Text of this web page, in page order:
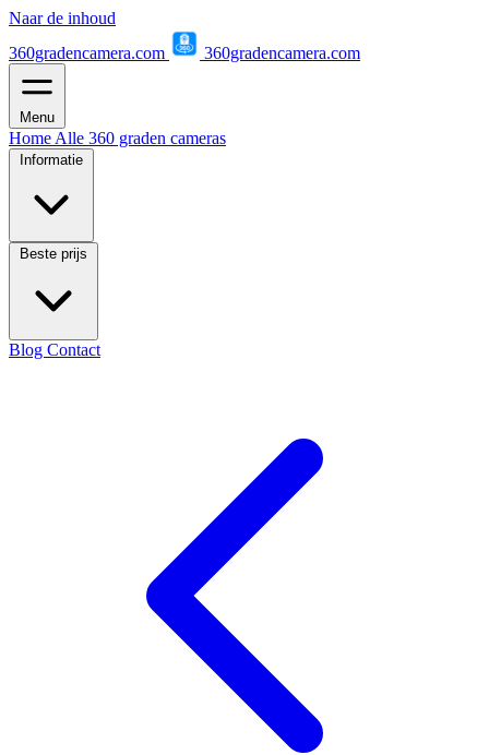
Naar de inhoud
360gradencamera.com
360gradencamera.com
Menu
Home Alle 360 graden cameras
Informatie
Beste prijs
Blog Contact